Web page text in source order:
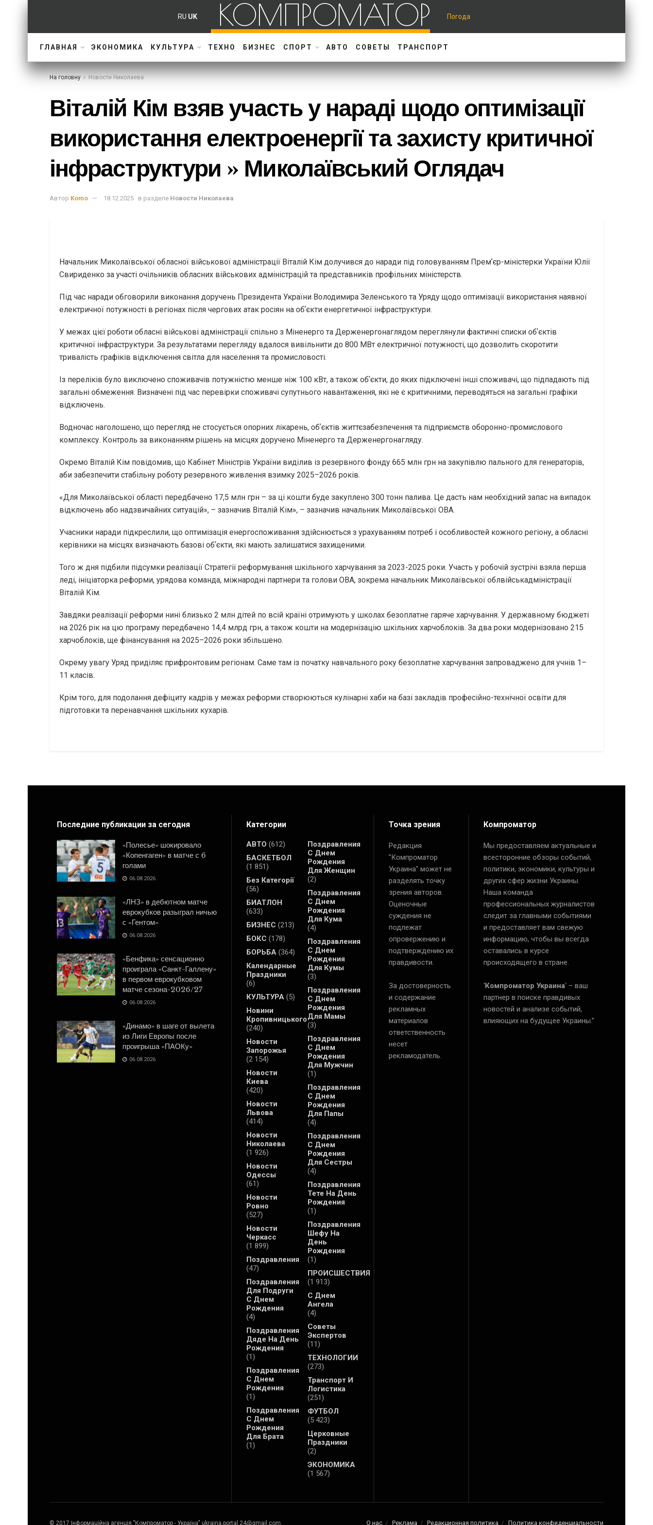
RU UK КОМПРОМАТОР Погода
ГЛАВНАЯ ЭКОНОМИКА КУЛЬТУРА ТЕХНО БИЗНЕС СПОРТ АВТО СОВЕТЫ ТРАНСПОРТ
На головну Новости Николаева
Віталій Кім взяв участь у нараді щодо оптимізації
використання електроенергії та захисту критичної
інфраструктури » Миколаївський Оглядач
Автор Komo 18.12.2025 в разделе Новости Николаева
Начальник Миколаївської обласної військової адміністрації Віталій Кім долучився до наради під головуванням Премʼєр-міністерки України Юлії
Свириденко за участі очільників обласних військових адміністрацій та представників профільних міністерств.
Під час наради обговорили виконання доручень Президента України Володимира Зеленського та Уряду щодо оптимізації використання наявної
електричної потужності в регіонах після чергових атак росіян на обʼєкти енергетичної інфраструктури.
У межах цієї роботи обласні військові адміністрації спільно з Міненерго та Держенергонаглядом переглянули фактичні списки обʼєктів
критичної інфраструктури. За результатами перегляду вдалося вивільнити до 800 МВт електричної потужності, що дозволить скоротити
тривалість графіків відключення світла для населення та промисловості.
Із переліків було виключено споживачів потужністю менше ніж 100 кВт, а також обʼєкти, до яких підключені інші споживачі, що підпадають під
загальні обмеження. Визначені під час перевірки споживачі супутнього навантаження, які не є критичними, переводяться на загальні графіки
відключень.
Водночас наголошено, що перегляд не стосується опорних лікарень, обʼєктів життєзабезпечення та підприємств оборонно-промислового
комплексу. Контроль за виконанням рішень на місцях доручено Міненерго та Держенергонагляду.
Окремо Віталій Кім повідомив, що Кабінет Міністрів України виділив із резервного фонду 665 млн грн на закупівлю пального для генераторів,
аби забезпечити стабільну роботу резервного живлення взимку 2025–2026 років.
«Для Миколаївської області передбачено 17,5 млн грн – за ці кошти буде закуплено 300 тонн палива. Це дасть нам необхідний запас на випадок
відключень або надзвичайних ситуацій», – зазначив Віталій Кім», – зазначив начальник Миколаївської ОВА.
Учасники наради підкреслили, що оптимізація енергоспоживання здійснюється з урахуванням потреб і особливостей кожного регіону, а обласні
керівники на місцях визначають базові обʼєкти, які мають залишатися захищеними.
Того ж дня підбили підсумки реалізації Стратегії реформування шкільного харчування за 2023-2025 роки. Участь у робочій зустрічі взяла перша
леді, ініціаторка реформи, урядова команда, міжнародні партнери та голови ОВА, зокрема начальник Миколаївської облвійськадміністрації
Віталій Кім.
Завдяки реалізації реформи нині близько 2 млн дітей по всій країні отримують у школах безоплатне гаряче харчування. У державному бюджеті
на 2026 рік на цю програму передбачено 14,4 млрд грн, а також кошти на модернізацію шкільних харчоблоків. За два роки модернізовано 215
харчоблоків, ще фінансування на 2025–2026 роки збільшено.
Окрему увагу Уряд приділяє прифронтовим регіонам. Саме там із початку навчального року безоплатне харчування запроваджено для учнів 1–
11 класів.
Крім того, для подолання дефіциту кадрів у межах реформи створюються кулінарні хаби на базі закладів професійно-технічної освіти для
підготовки та перенавчання шкільних кухарів.
Последние публикации за сегодня
«Полесье» шокировало
«Копенгаген» в матче с 6
голами
06.08.2026
«ЛНЗ» в дебютном матче
еврокубков разыграл ничью
с «Гентом»
06.08.2026
«Бенфика» сенсационно
проиграла «Санкт-Галлену»
в первом еврокубковом
матче сезона-2026/27
06.08.2026
«Динамо» в шаге от вылета
из Лиги Европы после
проигрыша «ПАОКу»
06.08.2026
Категории
АВТО (612)
БАСКЕТБОЛ
(1 851)
Без Категорії
(56)
БИАТЛОН
(633)
БИЗНЕС (213)
БОКС (178)
БОРЬБА (364)
Календарные
Праздники
(6)
КУЛЬТУРА (5)
Новини
Кропивницького
(240)
Новости
Запорожья
(2 154)
Новости
Киева
(420)
Новости
Львова
(414)
Новости
Николаева
(1 926)
Новости
Одессы
(61)
Новости
Ровно
(527)
Новости
Черкасс
(1 899)
Поздравления
(47)
Поздравления
Для Подруги
С Днем
Рождения
(4)
Поздравления
Дяде На День
Рождения
(1)
Поздравления
С Днем
Рождения
(1)
Поздравления
С Днем
Рождения
Для Брата
(1)
Поздравления
С Днем
Рождения
Для Женщин
(2)
Поздравления
С Днем
Рождения
Для Кума
(4)
Поздравления
С Днем
Рождения
Для Кумы
(3)
Поздравления
С Днем
Рождения
Для Мамы
(3)
Поздравления
С Днем
Рождения
Для Мужчин
(1)
Поздравления
С Днем
Рождения
Для Папы
(4)
Поздравления
С Днем
Рождения
Для Сестры
(4)
Поздравления
Тете На День
Рождения
(1)
Поздравления
Шефу На
День
Рождения
(1)
ПРОИСШЕСТВИЯ
(1 913)
С Днем
Ангела
(4)
Советы
Экспертов
(11)
ТЕХНОЛОГИИ
(273)
Транспорт И
Логистика
(251)
ФУТБОЛ
(5 423)
Церковные
Праздники
(2)
ЭКОНОМИКА
(1 567)
Точка зрения
Редакция
"Компроматор
Украина" может не
разделять точку
зрения авторов.
Оценочные
суждения не
подлежат
опровержению и
подтверждению их
правдивости.
За достоверность
и содержание
рекламных
материалов
ответственность
несет
рекламодатель.
Компроматор
Мы предоставляем актуальные и
всесторонние обзоры событий,
политики, экономики, культуры и
других сфер жизни Украины.
Наша команда
профессиональных журналистов
следит за главными событиями
и предоставляет вам свежую
информацию, чтобы вы всегда
оставались в курсе
происходящего в стране.
‘Компроматор Украина‘ – ваш
партнер в поиске правдивых
новостей и анализе событий,
влияющих на будущее Украины.”
О нас Реклама Редакционная политика Политика конфиденциальности
© 2017 Інформаційна агенція "Компроматор - Україна" ukraina.portal.24@gmail.com.